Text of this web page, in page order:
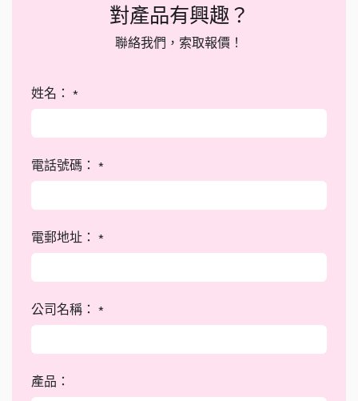
對產品有興趣？
聯絡我們，索取報價！
姓名： *
電話號碼： *
電郵地址： *
公司名稱： *
產品：